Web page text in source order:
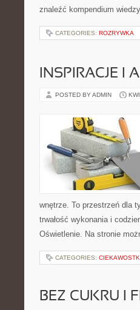
znaleźć kompendium
CATEGORIES: ROZRYWKA
INSPIRACJE I
POSTED BY ADMIN
wnętrze. To przestrzeń dla
trwałość wykonania i
Oświetlenie. Na stronie
CATEGORIES:
BEZ CUKRU I